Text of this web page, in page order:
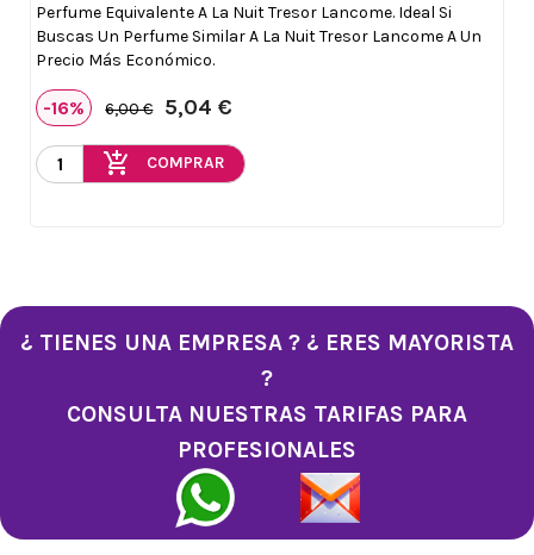
Perfume Equivalente A La Nuit Tresor Lancome. Ideal Si
Buscas Un Perfume Similar A La Nuit Tresor Lancome A Un
Precio Más Económico.
-16% 6,00 € 5,04 €
add_shopping_cart COMPRAR
¿ TIENES UNA EMPRESA ? ¿ ERES MAYORISTA
?
CONSULTA NUESTRAS TARIFAS PARA
PROFESIONALES